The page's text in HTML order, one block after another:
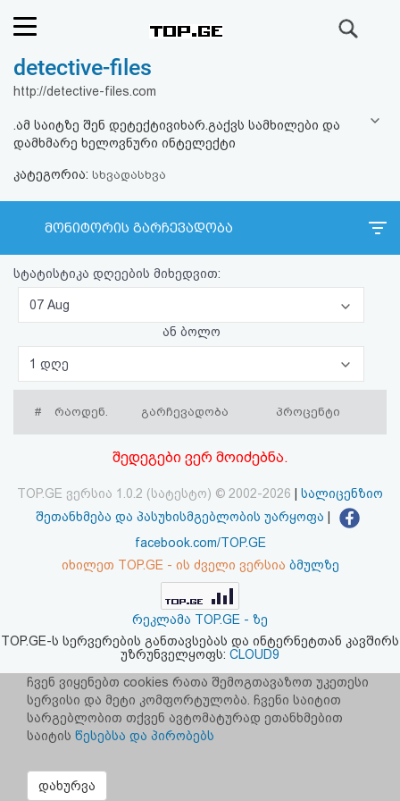
რეიტინგი
კითხვა-
პასუხი
ავტორიზაცია
პაროლის
აღდგენა
კოდი
შეთანხმება
პასუხისმგებლობის
უარყოფა
detective-files
http://detective-files.com
.ამ საიტზე შენ დეტექტივიხარ.გაქვს სამხილები და
დამხმარე ხელოვნური ინტელექტი
კატეგორია: სხვადასხვა
მონიტორის გარჩევადობა
სტატისტიკა დღეების მიხედვით:
07 Aug
ან ბოლო
1 დღე
# რაოდენ. გარჩევადობა პროცენტი
შედეგები ვერ მოიძებნა.
TOP.GE ვერსია 1.0.2 (სატესტო) © 2002-2026
სალიცენზიო
შეთანხმება და პასუხისმგებლობის უარყოფა
facebook.com/TOP.GE
იხილეთ TOP.GE - ის ძველი ვერსია ბმულზე
რეკლამა TOP.GE - ზე
TOP.GE-ს სერვერების განთავსებას და ინტერნეტთან კავშირს
უზრუნველყოფს: CLOUD9
ჩვენ ვიყენებთ cookies რათა შემოგთავაზოთ უკეთესი
სერვისი და მეტი კომფორტულობა. ჩვენი საიტით
სარგებლობით თქვენ ავტომატურად ეთანხმებით
საიტის წესებსა და პირობებს
დახურვა